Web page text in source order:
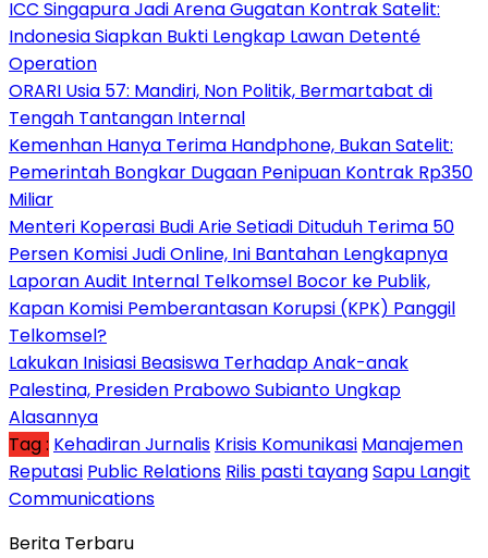
ICC Singapura Jadi Arena Gugatan Kontrak Satelit:
Indonesia Siapkan Bukti Lengkap Lawan Detenté
Operation
ORARI Usia 57: Mandiri, Non Politik, Bermartabat di
Tengah Tantangan Internal
Kemenhan Hanya Terima Handphone, Bukan Satelit:
Pemerintah Bongkar Dugaan Penipuan Kontrak Rp350
Miliar
Menteri Koperasi Budi Arie Setiadi Dituduh Terima 50
Persen Komisi Judi Online, Ini Bantahan Lengkapnya
Laporan Audit Internal Telkomsel Bocor ke Publik,
Kapan Komisi Pemberantasan Korupsi (KPK) Panggil
Telkomsel?
Lakukan Inisiasi Beasiswa Terhadap Anak-anak
Palestina, Presiden Prabowo Subianto Ungkap
Alasannya
Tag : Kehadiran Jurnalis Krisis Komunikasi Manajemen
Reputasi Public Relations Rilis pasti tayangSapu Langit
Communications
Berita Terbaru